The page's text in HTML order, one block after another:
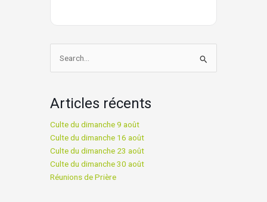
Rechercher :
Articles récents
Culte du dimanche 9 août
Culte du dimanche 16 août
Culte du dimanche 23 août
Culte du dimanche 30 août
Réunions de Prière